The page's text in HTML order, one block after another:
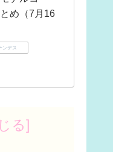
め（7月16
ンデス